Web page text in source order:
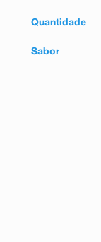
Nacional
Quantidade
40g
Sabor